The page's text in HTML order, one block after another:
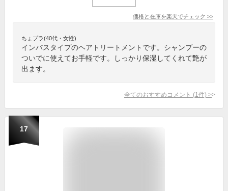
価格と在庫を楽天でチェック >>
ちょプラ(40代・女性)
インバスタイプのヘアトリートメントです。シャンプーの
ついでに使えてお手軽です。しっかり保湿してくれて艶が
出ます。
全てのおすすめコメント (1 件) >
17